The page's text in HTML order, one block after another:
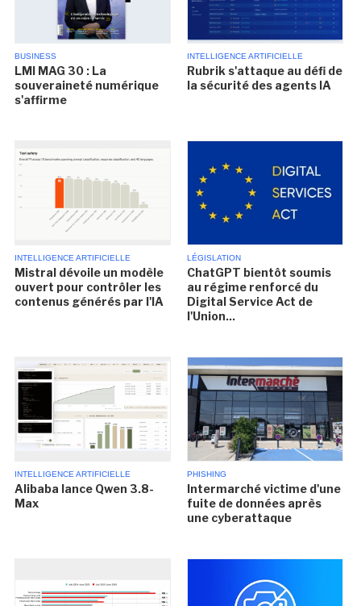
BUSINESS
LMI MAG 30 : La
souveraineté numérique
s'affirme
INTELLIGENCE ARTIFICIELLE
Rubrik s'attaque au défi de
la sécurité des agents IA
INTELLIGENCE ARTIFICIELLE
Mistral dévoile un modèle
ouvert pour contrôler les
contenus générés par l'IA
LÉGISLATION
ChatGPT bientôt soumis
au régime renforcé du
Digital Service Act de
l'Union...
INTELLIGENCE ARTIFICIELLE
Alibaba lance Qwen 3.8-
Max
PHISHING
Intermarché victime d'une
fuite de données après
une cyberattaque